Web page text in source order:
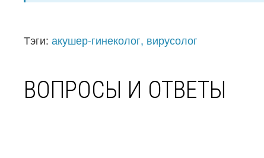
Тэги: акушер-гинеколог, вирусолог
ВОПРОСЫ И ОТВЕТЫ